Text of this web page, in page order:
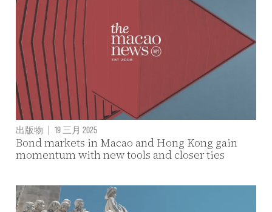
出版物 | 19 三月 2025
Bond markets in Macao and Hong Kong gain
momentum with new tools and closer ties